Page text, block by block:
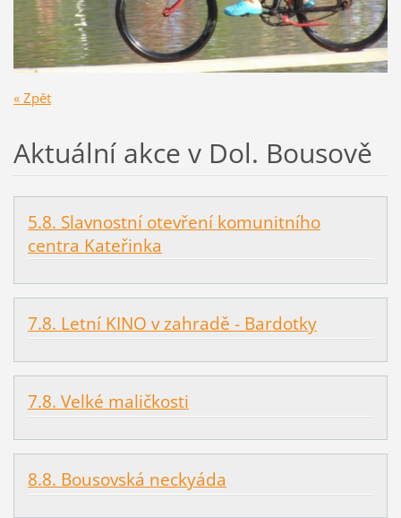
« Zpět
Aktuální akce v Dol. Bousově
5.8. Slavnostní otevření komunitního
centra Kateřinka
7.8. Letní KINO v zahradě - Bardotky
7.8. Velké maličkosti
8.8. Bousovská neckyáda